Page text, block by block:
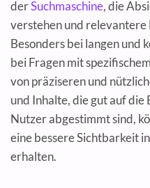
derSuchmaschine, die
verstehen und relevantere
Besonders bei langen und
bei Fragen mit
von präziseren und
und Inhalte, die gut auf
Nutzer abgestimmt sind,
eine bessere Sichtbarkeit
erhalten.